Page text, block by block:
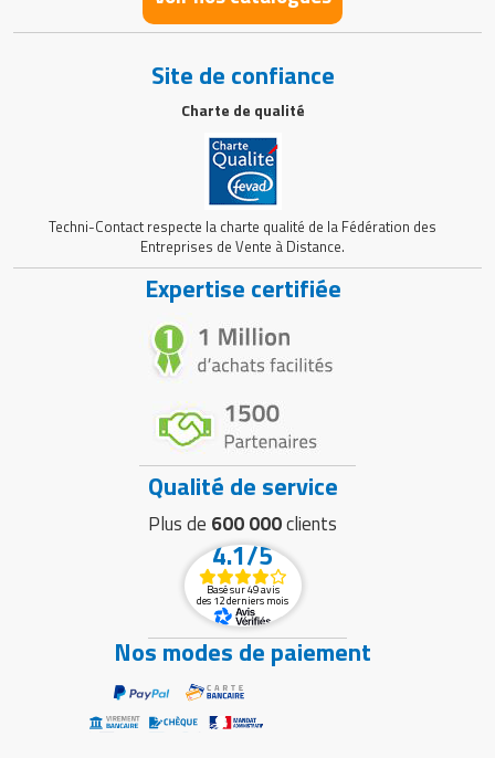
Site de confiance
Charte de qualité
Techni-Contact respecte la charte qualité de la Fédération des
Entreprises de Vente à Distance.
Expertise certifiée
Qualité de service
Plus de 600 000clients
4.1/5
Basé sur 49 avis
des 12 derniers mois
Nos modes de paiement